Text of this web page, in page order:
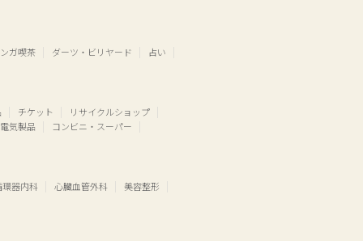
ガ喫茶 ダーツ・ビリヤード 占い
チケット
リサイクルショップ
電気製品
コンビニ・スーパー
環器内科 心臓血管外科 美容整形